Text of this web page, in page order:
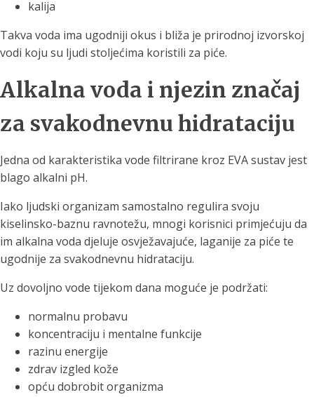
kalija
Takva voda ima ugodniji okus i bliža je prirodnoj izvorskoj
vodi koju su ljudi stoljećima koristili za piće.
Alkalna voda i njezin značaj
za svakodnevnu hidrataciju
Jedna od karakteristika vode filtrirane kroz EVA sustav jest
blago alkalni pH.
Iako ljudski organizam samostalno regulira svoju
kiselinsko-baznu ravnotežu, mnogi korisnici primjećuju da
im alkalna voda djeluje osvježavajuće, laganije za piće te
ugodnije za svakodnevnu hidrataciju.
Uz dovoljno vode tijekom dana moguće je podržati:
normalnu probavu
koncentraciju i mentalne funkcije
razinu energije
zdrav izgled kože
opću dobrobit organizma